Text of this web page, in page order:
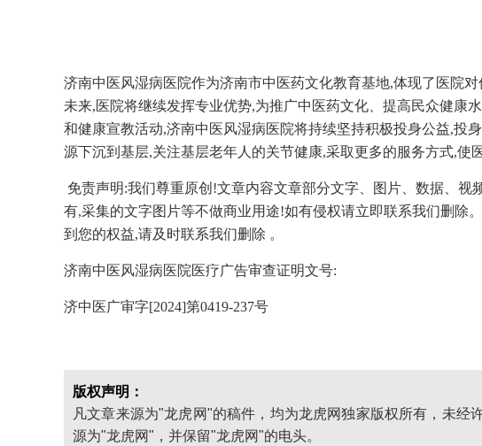
济南中医风湿病医院作为济南市中医药文化教育基地,体现了医院
未来,医院将继续发挥专业优势,为推广中医药文化、提高民众健康
和健康宣教活动,济南中医风湿病医院将持续坚持积极投身公益,投
源下沉到基层,关注基层老年人的关节健康,采取更多的服务方式,使
免责声明:我们尊重原创!文章内容文章部分文字、图片、数据、视
有,采集的文字图片等不做商业用途!如有侵权请立即联系我们删除
到您的权益,请及时联系我们删除 。
济南中医风湿病医院医疗广告审查证明文号:
济中医广审字[2024]第0419-237号
版权声明：
凡文章来源为"龙虎网"的稿件，均为龙虎网独家版权所有，未经
源为"龙虎网"，并保留"龙虎网"的电头。